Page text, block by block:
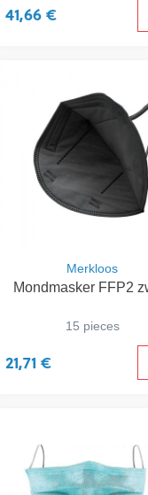
41,66 €
Merkloos
Mondmasker FFP2
15 pieces
21,71 €